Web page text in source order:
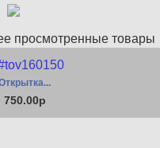
просмотренные товары
750.00р